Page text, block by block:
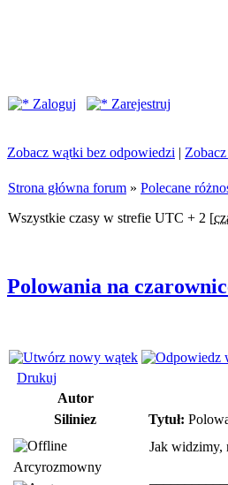
Zaloguj
Zarejestruj
Zobacz wątki bez odpowiedzi |
Strona główna forum » Polecane
Wszystkie czasy w strefie UTC + 2 [
Polowania na
Drukuj
Autor
Siliniez
Tytuł:
Arcyrozmowny
Jak